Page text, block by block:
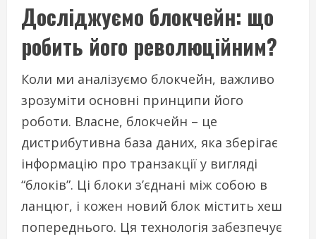
Досліджуємо блокчейн: що
робить його революційним?
Коли ми аналізуємо блокчейн, важливо
зрозуміти основні принципи його
роботи. Власне, блокчейн – це
дистрибутивна база даних, яка зберігає
інформацію про транзакції у вигляді
“блоків”. Ці блоки з’єднані між собою в
ланцюг, і кожен новий блок містить хеш
попереднього. Ця технологія забезпечує